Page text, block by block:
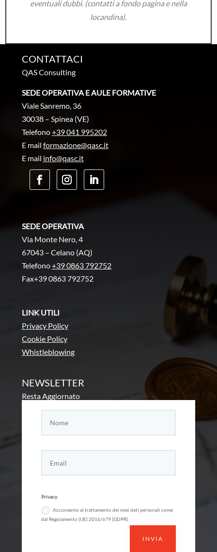
eventuali dubbi. (contatti a fondo pagina e nella
locandina).
CONTATTACI
QAS Consulting
SEDE OPERATIVA E AULE FORMATIVE
Viale Sanremo, 36
30038 – Spinea (VE)
Telefono+39 041 995202
E mail formazione@qasc.it
E mail info@qasc.it
SEDE OPERATIVA
Via Monte Nero, 4
67043 – Celano (AQ)
Telefono+39 0863 792752
Fax+39 0863 792752
LINK UTILI
Privacy Policy
Cookie Policy
Whistleblowing
NEWSLETTER
Resta Aggiornato
Privacy
Acconsento al trattamento dei miei dati personali come
dal Regolamento (UE) 2016/679 (GDPR)
INVIA